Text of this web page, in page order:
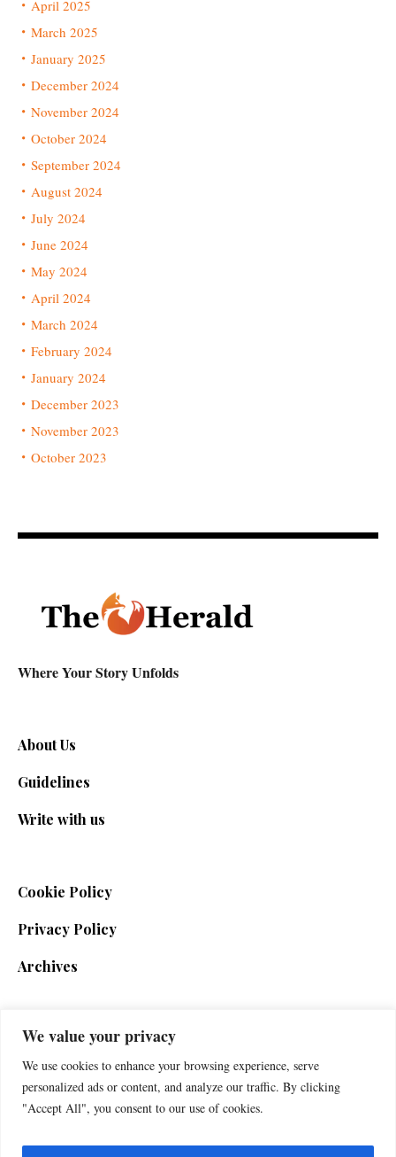
We value your privacy
We use cookies to enhance your browsing experience, serve
personalized ads or content, and analyze our traffic. By clicking
"Accept All", you consent to our use of cookies.
April 2025
March 2025
January 2025
December 2024
November 2024
October 2024
September 2024
August 2024
July 2024
June 2024
May 2024
April 2024
March 2024
February 2024
January 2024
December 2023
November 2023
October 2023
Where Your Story Unfolds
About Us
Guidelines
Write with us
Cookie Policy
Privacy Policy
Archives
SIGN UP FOR THE NEWSLETTER